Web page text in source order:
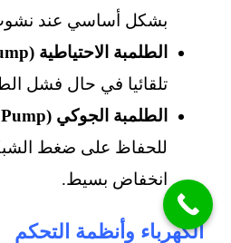
بشكل أساسي عند
الطلمبة الاحتياطية (Standby Pump):
تلقائيا في حال فشل
الطلمبة الجوكي (Jockey Pump):
للحفاظ على ضغط
انخفاض بسيط.
الكهرباء وأنظمة التحكم